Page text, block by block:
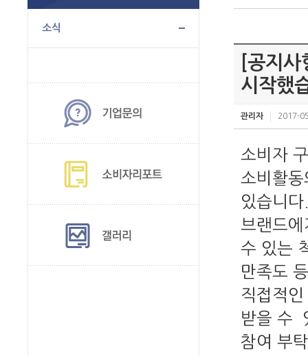
소식
[공지
시작했
관리자 2017-
소비자
소비활
있습니
브랜드
수 있는
만족도
직접적
받을 수
참여 부